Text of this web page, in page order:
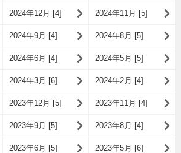
2024年12月 [4] 2024年11月 [5]
2024年9月 [4] 2024年8月 [5]
2024年6月 [4] 2024年5月 [5]
2024年3月 [6] 2024年2月 [4]
2023年12月 [5] 2023年11月 [4]
2023年9月 [5] 2023年8月 [4]
2023年6月 [5] 2023年5月 [6]